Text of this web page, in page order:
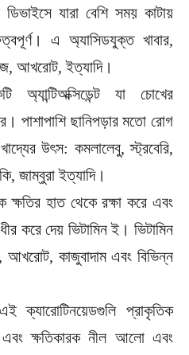
যারা বেশি সময় কাটায়
এ অ্যাসিডযুক্ত খাবার,
আখরোট, ইত্যাদি।
অ্যান্টিঅক্সিডেন্ট যা চোখের
পাশাপাশি ছানিপড়ার মতো রোগ
উৎস: কমলালেবু, স্ট্রবেরি,
জাম্বুরা ইত্যাদি।
ক্ষতির হাত থেকে রক্ষা করে এবং
করে দেয় ভিটামিন ই। ভিটামিন
আখরোট, কাজুবাদাম এবং বিভিন্ন
ক্যারোটিনয়েডগুলি প্রাকৃতিক
এবং ক্ষতিকারক নীল আলো এবং